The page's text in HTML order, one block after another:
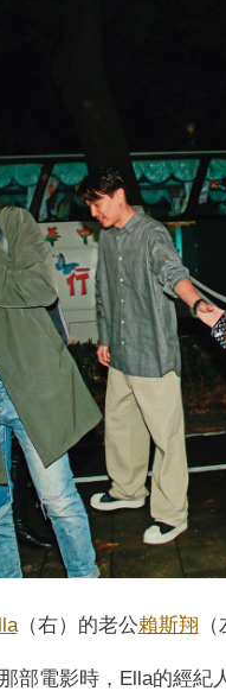
（右）的老公賴斯翔
部電影時，Ella的經